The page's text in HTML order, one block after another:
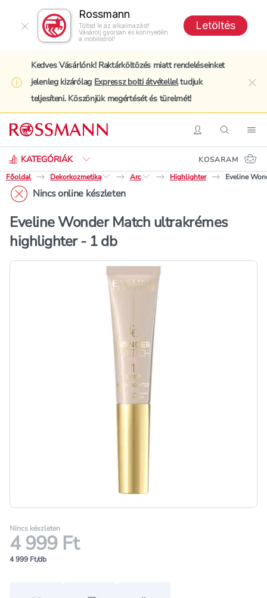
Rossmann
Töltsd le az alkalmazást!
Vásárolj gyorsan és könnyedén
a mobilodról!
Letöltés
Kedves Vásárlónk! Raktárköltözés miatt rendeléseinket
jelenleg kizárólag Expressz bolti átvételleltudjuk
teljesíteni. Köszönjük megértését és türelmét!
BelépésKeresés
KATEGÓRIÁK
Keresés
KOSARAM
Főoldal
Dekorkozmetika Arc Highlighter Eveline
Nincs online készleten
Eveline Wonder Match ultrakrémes
highlighter - 1 db
Nincs készleten
4 999 Ft
4 999 Ft/db